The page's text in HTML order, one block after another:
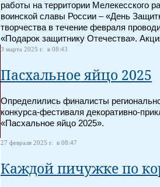
работы на территории Мелекесского
воинской славы России – «День
творчества в течение февраля
«Подарок защитнику Отечества».
3 марта 2025 г. в 08:43
Пасхальное яйцо 2025
Определились финалисты
конкурса-фестиваля декоративно-
«Пасхальное яйцо 2025».
27 февраля 2025 г. в 08:47
Каждой пичужке по